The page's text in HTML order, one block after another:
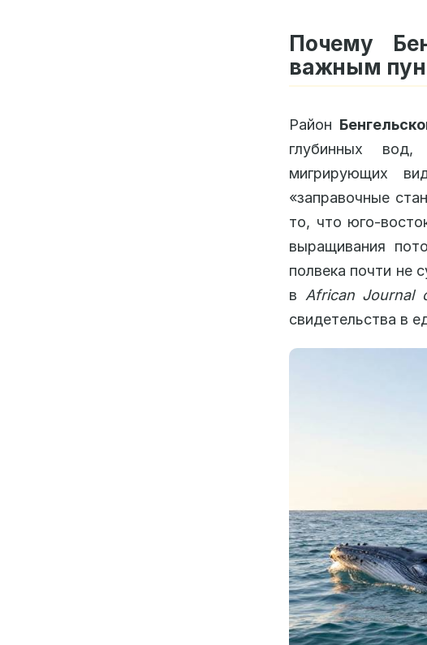
Почему
важным
Район
глубинных
мигрирующих
«заправочные
то, что юго-
выращивания
полвека почти не
в African Journal
свидетельства в